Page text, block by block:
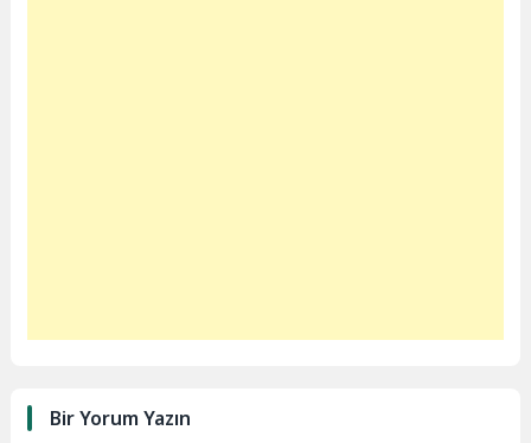
Bir Yorum Yazın